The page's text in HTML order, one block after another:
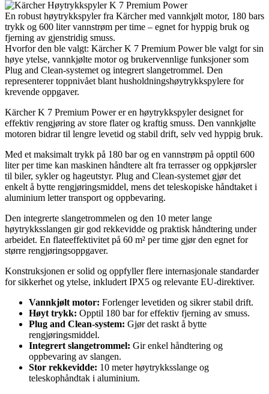
En robust høytrykkspyler fra Kärcher med vannkjølt motor, 180 bars
trykk og 600 liter vannstrøm per time – egnet for hyppig bruk og
fjerning av gjenstridig smuss.
Hvorfor den ble valgt: Kärcher K 7 Premium Power ble valgt for sin
høye ytelse, vannkjølte motor og brukervennlige funksjoner som
Plug and Clean-systemet og integrert slangetrommel. Den
representerer toppnivået blant husholdningshøytrykkspylere for
krevende oppgaver.
Kärcher K 7 Premium Power er en høytrykkspyler designet for
effektiv rengjøring av store flater og kraftig smuss. Den vannkjølte
motoren bidrar til lengre levetid og stabil drift, selv ved hyppig bruk.
Med et maksimalt trykk på 180 bar og en vannstrøm på opptil 600
liter per time kan maskinen håndtere alt fra terrasser og oppkjørsler
til biler, sykler og hageutstyr. Plug and Clean-systemet gjør det
enkelt å bytte rengjøringsmiddel, mens det teleskopiske håndtaket i
aluminium letter transport og oppbevaring.
Den integrerte slangetrommelen og den 10 meter lange
høytrykksslangen gir god rekkevidde og praktisk håndtering under
arbeidet. En flateeffektivitet på 60 m² per time gjør den egnet for
større rengjøringsoppgaver.
Konstruksjonen er solid og oppfyller flere internasjonale standarder
for sikkerhet og ytelse, inkludert IPX5 og relevante EU-direktiver.
Vannkjølt motor: Forlenger levetiden og sikrer stabil drift.
Høyt trykk: Opptil 180 bar for effektiv fjerning av smuss.
Plug and Clean-system: Gjør det raskt å bytte
rengjøringsmiddel.
Integrert slangetrommel: Gir enkel håndtering og
oppbevaring av slangen.
Stor rekkevidde: 10 meter høytrykksslange og
teleskophåndtak i aluminium.